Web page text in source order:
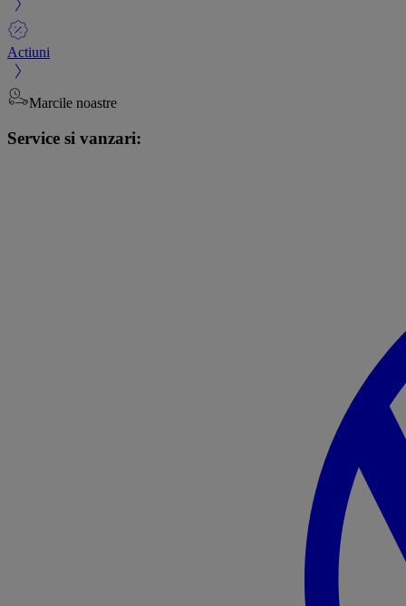
Actiuni
Marcile noastre
Service si vanzari: